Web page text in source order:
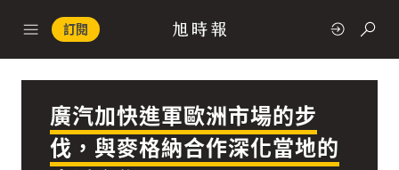
訂閱
政治
廣汽加快進軍歐洲市場的步
伐，與麥格納合作深化當地的